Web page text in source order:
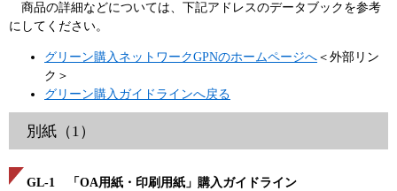
商品の詳細などについては、下記アドレスのデータブックを参考
にしてください。
グリーン購入ネットワークGPNのホームページへ ＜外部リン
ク＞
グリーン購入ガイドラインへ戻る
別紙（1）
GL-1 「OA用紙・印刷用紙」購入ガイドライン